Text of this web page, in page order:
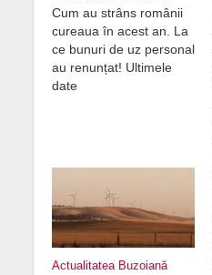
Cum au strâns românii
cureaua în acest an. La
ce bunuri de uz personal
au renunțat! Ultimele
date
Actualitatea Buzoiană